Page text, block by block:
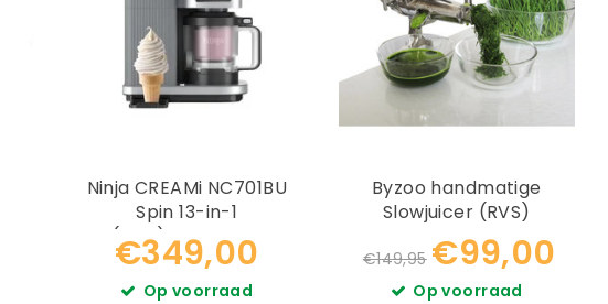
Ninja CREAMi NC701BU
Spin 13-in-1
(Soft)ijsmachine
€349,00
Op voorraad
Byzoo handmatige
Slowjuicer (RVS)
€149,95 €99,00
Op voorraad